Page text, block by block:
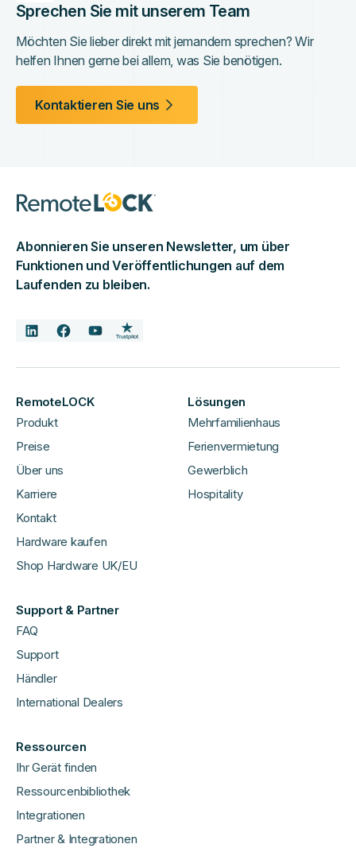
Sprechen Sie mit unserem Team
Möchten Sie lieber direkt mit jemandem sprechen? Wir
helfen Ihnen gerne bei allem, was Sie benötigen.
Kontaktieren Sie uns
Abonnieren Sie unseren Newsletter, um über
Funktionen und Veröffentlichungen auf dem
Laufenden zu bleiben.
RemoteLOCK
Produkt
Preise
Über uns
Karriere
Kontakt
Hardware kaufen
Shop Hardware UK/EU
Lösungen
Mehrfamilienhaus
Ferienvermietung
Gewerblich
Hospitality
Support & Partner
FAQ
Support
Händler
International Dealers
Ressourcen
Ihr Gerät finden
Ressourcenbibliothek
Integrationen
Partner & Integrationen